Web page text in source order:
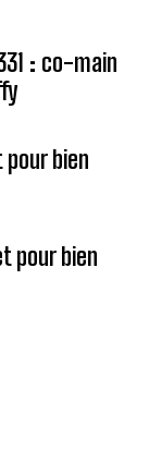
: co-main
bien
pour bien